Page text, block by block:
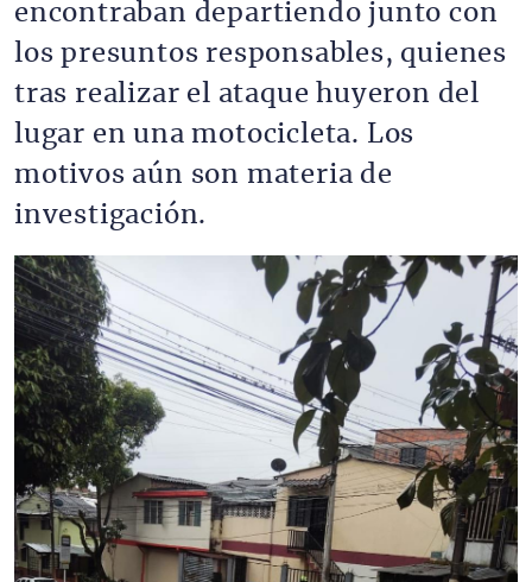
encontraban departiendo junto con
los presuntos responsables, quienes
tras realizar el ataque huyeron del
lugar en una motocicleta. Los
motivos aún son materia de
investigación.
Imagen